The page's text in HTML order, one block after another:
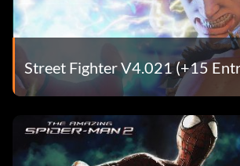
Street Fighter V4.021 (+15